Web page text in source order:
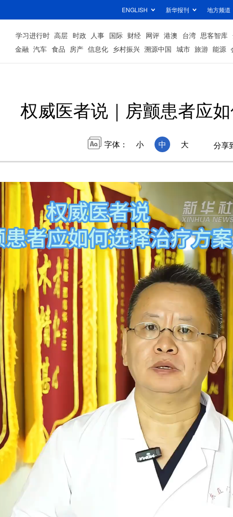
ENGLISH 新华报刊 地方频道
学习进行时 高层 时政 人事 国际 财经 网评 港澳 台湾 思客智库
金融 汽车 食品 房产 信息化 乡村振兴 溯源中国 城市 旅游 能源
权威医者说｜房颤患者应
字体： 小 中 大 分享